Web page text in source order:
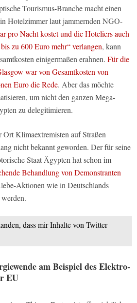
Tourismus-Branche macht einen
Hotelzimmer laut jammernden NGO-
pro Nacht kostet und die Hoteliers auch
zu 600 Euro mehr“ verlangen, kann
einigermaßen erahnen. Für die
war von Gesamtkosten von
Euro die Rede. Aber das möchte
um nicht den ganzen Mega-
zu delegitimieren.
Klimaextremisten auf Straßen
nicht bekannt geworden. Der für seine
Staat Ägypten hat schon im
Behandlung von Demonstranten
Aktionen wie in Deutschlands
dass mir Inhalte von Twitter
am Beispiel des Elektro-
EU